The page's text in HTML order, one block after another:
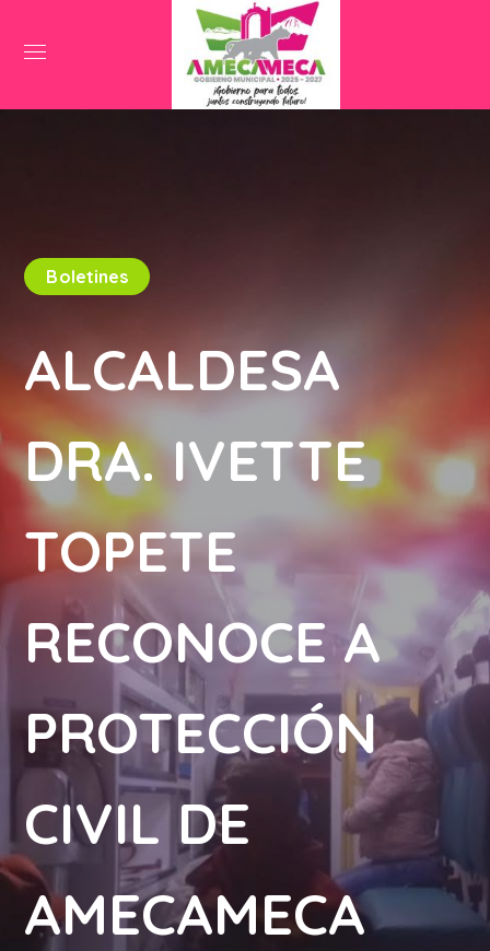
Boletines
ALCALDESA
DRA. IVETTE
TOPETE
RECONOCE A
PROTECCIÓN
CIVIL DE
AMECAMECA